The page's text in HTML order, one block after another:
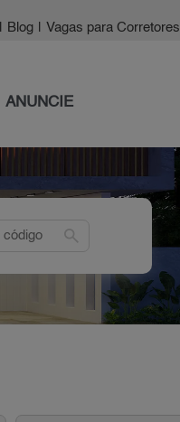
Blog Vagas para Corretores
ANUNCIE
search